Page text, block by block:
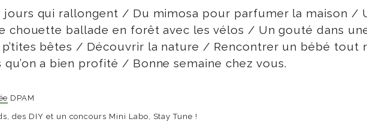
qui rallongent / Du mimosa pour parfumer la maison /
chouette ballade en forêt avec les vélos / Un gouté dans
bêtes / Découvrir la nature / Rencontrer un bébé tout
qu’on a bien profité / Bonne semaine chez vous.
DPAM
des DIY et un concours Mini Labo, Stay Tune !